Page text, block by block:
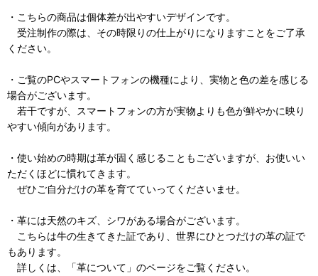
・こちらの商品は個体差が出やすいデザインです。
受注制作の際は、その時限りの仕上がりになりますことをご了承
ください。
・ご覧のPCやスマートフォンの機種により、実物と色の差を感じる
場合がございます。
若干ですが、スマートフォンの方が実物よりも色が鮮やかに映り
やすい傾向があります。
・使い始めの時期は革が固く感じることもございますが、お使いい
ただくほどに慣れてきます。
ぜひご自分だけの革を育てていってくださいませ。
・革には天然のキズ、シワがある場合がございます。
こちらは牛の生きてきた証であり、世界にひとつだけの革の証で
もあります。
詳しくは、「革について」のページをご覧ください。